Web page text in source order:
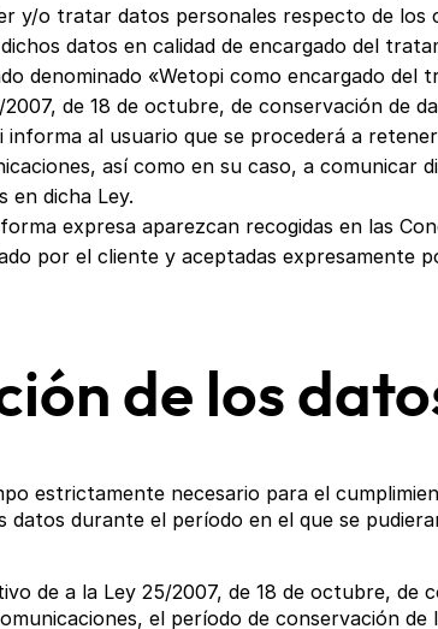
y/o tratar datos personales respecto de
datos en calidad de encargado del
denominado «Wetopi como encargado del
de 18 de octubre, de conservación de
informa al usuario que se procederá a
así como en su caso, a comunicar
en dicha Ley.
expresa aparezcan recogidas en las
por el cliente y aceptadas expresamente
de los
estrictamente necesario para el
durante el período en el que se
de a la Ley 25/2007, de 18 de octubre, de
el período de conservación